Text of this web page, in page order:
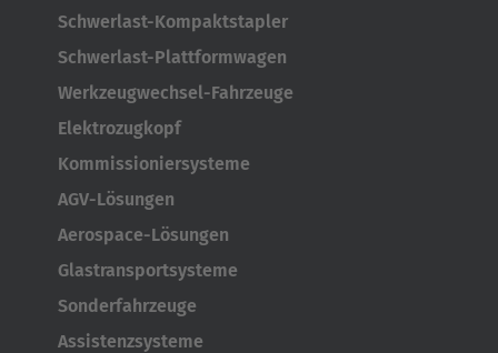
Schwerlast-Kompaktstapler
Schwerlast-Plattformwagen
Werkzeugwechsel-Fahrzeuge
Elektrozugkopf
Kommissioniersysteme
AGV-Lösungen
Aerospace-Lösungen
Glastransportsysteme
Sonderfahrzeuge
Assistenzsysteme